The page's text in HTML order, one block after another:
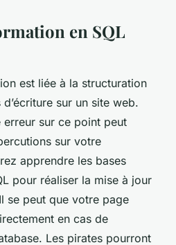
en SQL
est liée à la structuration
sur un site web.
sur ce point peut
sur votre
apprendre les bases
pour réaliser la mise à jour
se peut que votre page
en cas de
Les pirates pourront